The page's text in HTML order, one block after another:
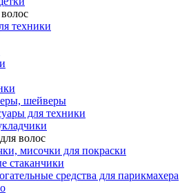
техники
шейверы
для техники
волос
мисочки для покраски
стаканчики
средства для парикмахера